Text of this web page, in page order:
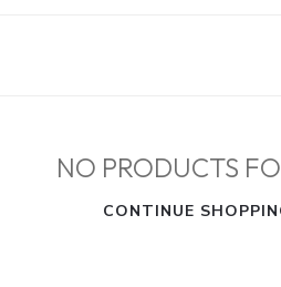
NO PRODUCTS
CONTINUE